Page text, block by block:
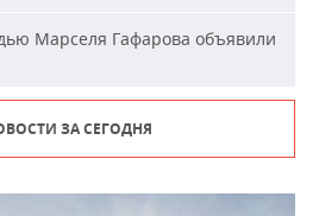
Марселя Гафарова объявили
ЗА СЕГОДНЯ